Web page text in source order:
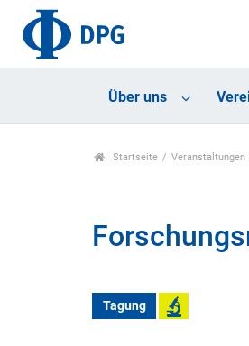
Über uns
Startseite Veranstaltungen
Tagung